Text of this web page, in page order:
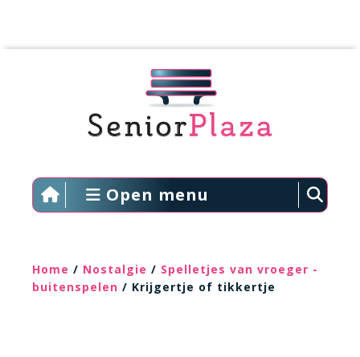
Open menu
Home / Nostalgie / Spelletjes van vroeger -
buitenspelen / Krijgertje of tikkertje